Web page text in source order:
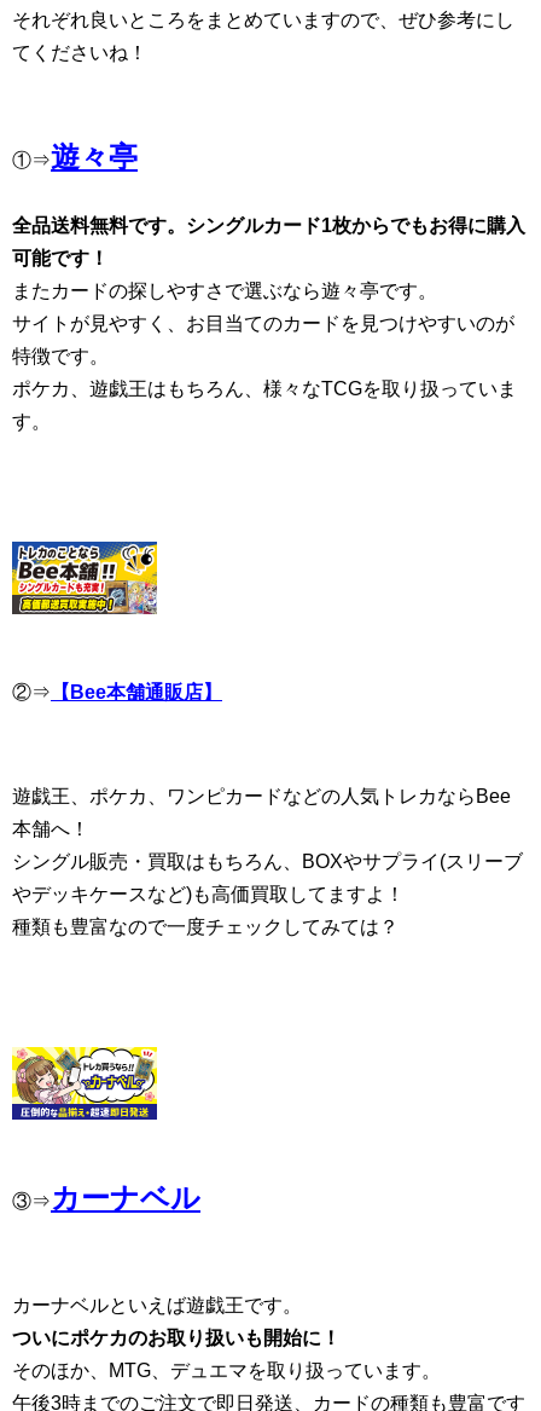
それぞれ良いところをまとめていますので、ぜひ参考にし
てくださいね！
①⇒遊々亭
全品送料無料です。シングルカード1枚からでもお得に購入
可能です！
またカードの探しやすさで選ぶなら遊々亭です。
サイトが見やすく、お目当てのカードを見つけやすいのが
特徴です。
ポケカ、遊戯王はもちろん、様々なTCGを取り扱っていま
す。
②⇒ 【Bee本舗通販店】
遊戯王、ポケカ、ワンピカードなどの人気トレカならBee
本舗へ！
シングル販売・買取はもちろん、BOXやサプライ(スリーブ
やデッキケースなど)も高価買取してますよ！
種類も豊富なので一度チェックしてみては？
③⇒ カーナベル
カーナベルといえば遊戯王です。
ついにポケカのお取り扱いも開始に！
そのほか、MTG、デュエマを取り扱っています。
午後3時までのご注文で即日発送、カードの種類も豊富です